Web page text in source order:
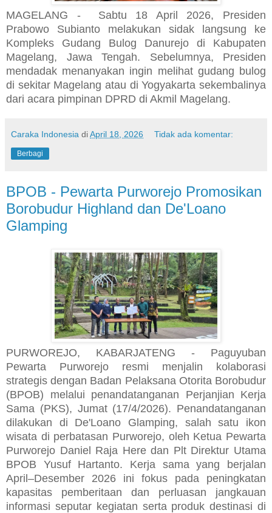
MAGELANG - Sabtu 18 April 2026, Presiden
Prabowo Subianto melakukan sidak langsung ke
Kompleks Gudang Bulog Danurejo di Kabupaten
Magelang, Jawa Tengah. Sebelumnya, Presiden
mendadak menanyakan ingin melihat gudang bulog
di sekitar Magelang atau di Yogyakarta sekembalinya
dari acara pimpinan DPRD di Akmil Magelang.
Caraka Indonesia diApril 18, 2026 Tidak ada komentar:
Berbagi
BPOB - Pewarta Purworejo Promosikan
Borobudur Highland dan De'Loano
Glamping
PURWOREJO, KABARJATENG - Paguyuban
Pewarta Purworejo resmi menjalin kolaborasi
strategis dengan Badan Pelaksana Otorita Borobudur
(BPOB) melalui penandatanganan Perjanjian Kerja
Sama (PKS), Jumat (17/4/2026). Penandatanganan
dilakukan di De'Loano Glamping, salah satu ikon
wisata di perbatasan Purworejo, oleh Ketua Pewarta
Purworejo Daniel Raja Here dan Plt Direktur Utama
BPOB Yusuf Hartanto. Kerja sama yang berjalan
April–Desember 2026 ini fokus pada peningkatan
kapasitas pemberitaan dan perluasan jangkauan
informasi seputar kegiatan serta produk destinasi di